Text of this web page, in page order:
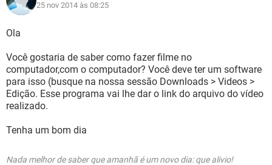
25 nov 2014 às 08:25
Ola
Você gostaria de saber como fazer filme no
computador,com o computador? Você deve ter um software
para isso (busque na nossa sessão Downloads > Videos >
Edição. Esse programa vai lhe dar o link do arquivo do vídeo
realizado.
Tenha um bom dia
Nada melhor de saber que amanhã é um novo dia: que alivio!